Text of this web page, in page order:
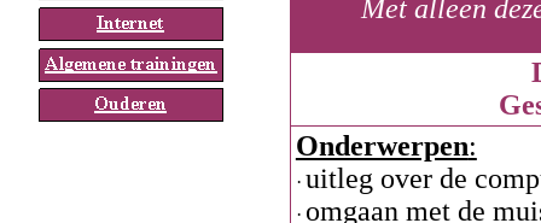
Met alleen
Onderwerpen:
· uitleg over de
· omgaan met de